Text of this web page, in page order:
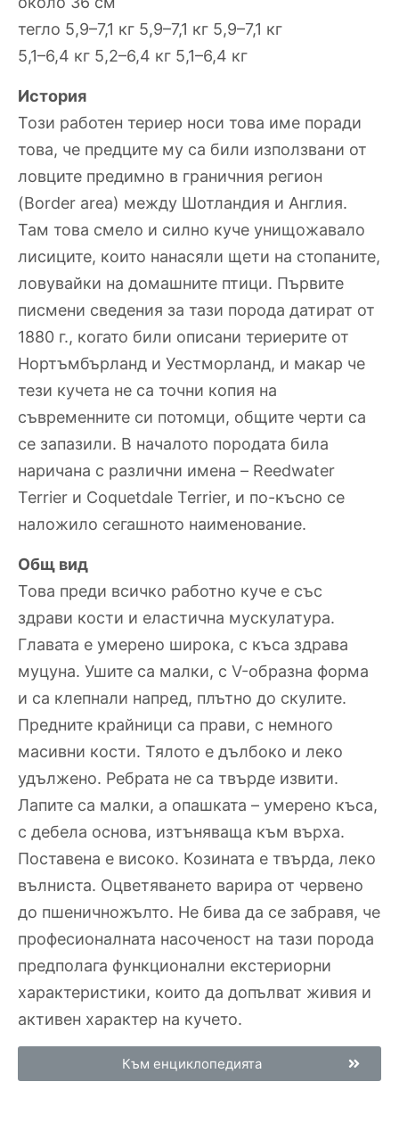
тегло 5,9–7,1 кг 5,9–7,1 кг 5,9–7,1 кг
5,1–6,4 кг 5,2–6,4 кг 5,1–6,4 кг
История
Този работен териер носи това име поради
това, че предците му са били използвани от
ловците предимно в граничния регион
(Border area) между Шотландия и Англия.
Там това смело и силно куче унищожавало
лисиците, които нанасяли щети на стопаните,
ловувайки на домашните птици. Първите
писмени сведения за тази порода датират от
1880 г., когато били описани териерите от
Нортъмбърланд и Уестморланд, и макар че
тези кучета не са точни копия на
съвременните си потомци, общите черти са
се запазили. В началото породата била
наричана с различни имена – Reedwater
Terrier и Coquetdale Terrier, и по-късно се
наложило сегашното наименование.
Общ вид
Това преди всичко работно куче е със
здрави кости и еластична мускулатура.
Главата е умерено широка, с къса здрава
муцуна. Ушите са малки, с V-образна форма
и са клепнали напред, плътно до скулите.
Предните крайници са прави, с немного
масивни кости. Тялото е дълбоко и леко
удължено. Ребрата не са твърде извити.
Лапите са малки, а опашката – умерено къса,
с дебела основа, изтъняваща към върха.
Поставена е високо. Козината е твърда, леко
вълниста. Оцветяването варира от червено
до пшеничножълто. Не бива да се забравя, че
професионалната насоченост на тази порода
предполага функционални екстериорни
характеристики, които да допълват живия и
активен характер на кучето.
Към енциклопедията